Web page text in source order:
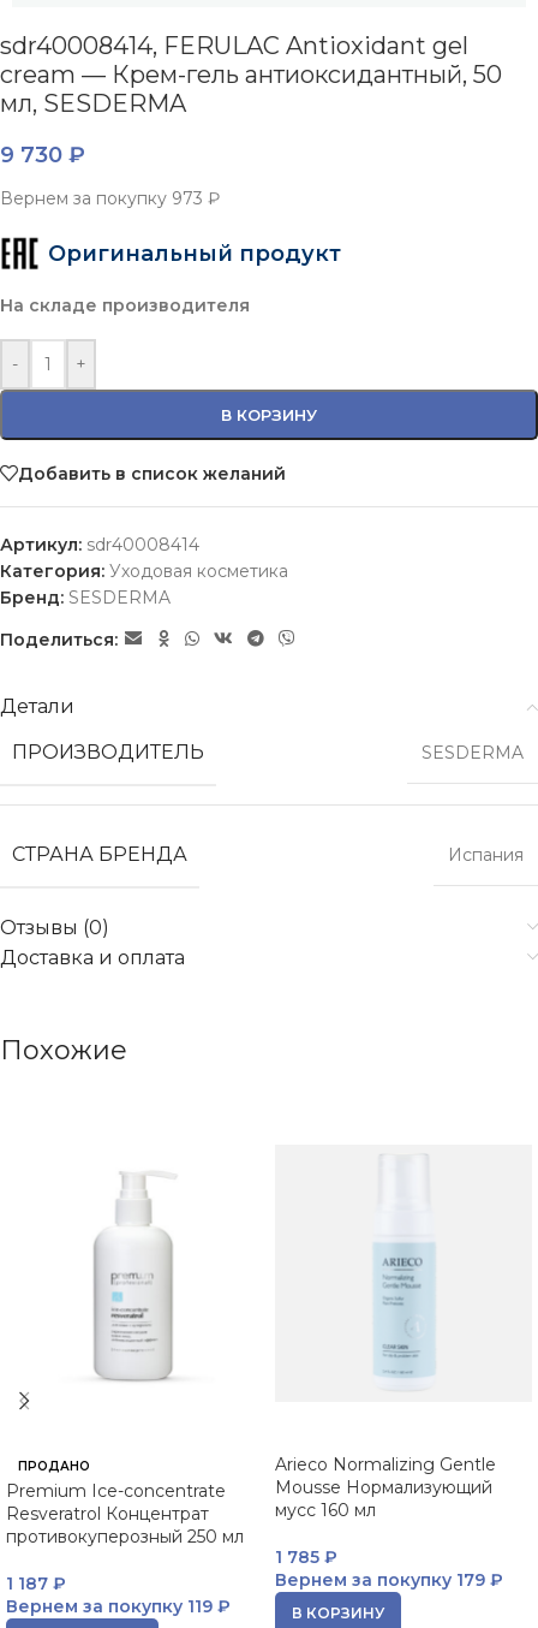
sdr40008414, FERULAC Antioxidant gel
cream — Крем-гель антиоксидантный, 50
мл, SESDERMA
9 730 ₽
Вернем за покупку 973 ₽
Оригинальный продукт
На складе производителя
- +
В КОРЗИНУ
Добавить в список желаний
Артикул: sdr40008414
Категория: Уходовая косметика
Бренд: SESDERMA
Поделиться:
Детали
ПРОИЗВОДИТЕЛЬ
SESDERMA
СТРАНА БРЕНДА Испания
Отзывы (0)
Доставка и оплата
Похожие
ПРОДАНО
Premium Ice-concentrate
Resveratrol Концентрат
противокуперозный 250 мл
1 187 ₽
Вернем за покупку 119 ₽
Arieco Normalizing Gentle
Mousse Нормализующий
мусс 160 мл
1 785 ₽
Вернем за покупку 179 ₽
В КОРЗИНУ